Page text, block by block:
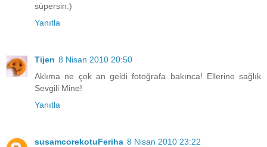
süpersin:)
Yanıtla
Tijen 8 Nisan 2010 20:50
Aklıma ne çok an geldi fotoğrafa bakınca! Ellerine sağlık
Sevgili Mine!
Yanıtla
susamcorekotuFeriha 8 Nisan 2010 23:22